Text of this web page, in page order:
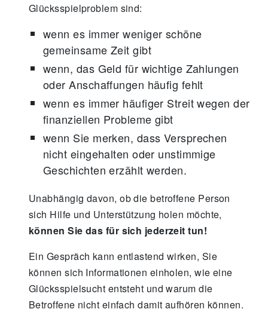
Glücksspielproblem sind:
wenn es immer weniger schöne
gemeinsame Zeit gibt
wenn, das Geld für wichtige Zahlungen
oder Anschaffungen häufig fehlt
wenn es immer häufiger Streit wegen der
finanziellen Probleme gibt
wenn Sie merken, dass Versprechen
nicht eingehalten oder unstimmige
Geschichten erzählt werden.
Unabhängig davon, ob die betroffene Person
sich Hilfe und Unterstützung holen möchte,
können Sie das für sich jederzeit tun!
Ein Gespräch kann entlastend wirken, Sie
können sich Informationen einholen, wie eine
Glücksspielsucht entsteht und warum die
Betroffene nicht einfach damit aufhören können.